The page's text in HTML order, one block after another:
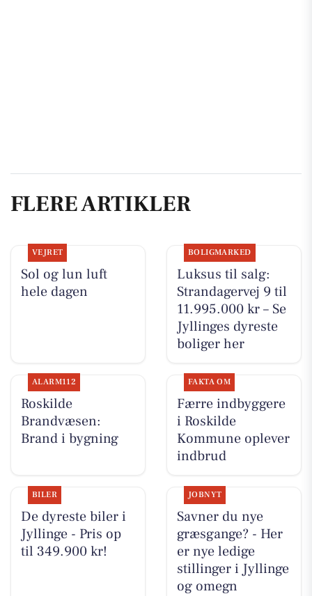
FLERE ARTIKLER
VEJRET
Sol og lun luft
hele dagen
BOLIGMARKED
Luksus til salg:
Strandagervej 9 til
11.995.000 kr – Se
Jyllinges dyreste
boliger her
ALARM112
Roskilde
Brandvæsen:
Brand i bygning
FAKTA OM
Færre indbyggere
i Roskilde
Kommune oplever
indbrud
BILER
De dyreste biler i
Jyllinge - Pris op
til 349.900 kr!
JOBNYT
Savner du nye
græsgange? - Her
er nye ledige
stillinger i Jyllinge
og omegn